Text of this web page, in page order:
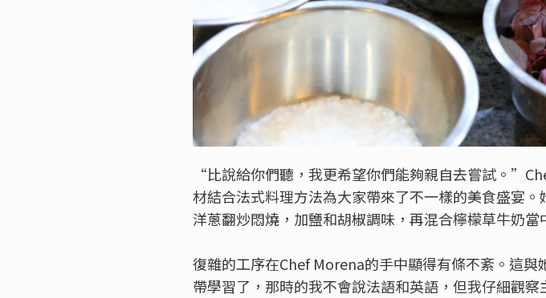
“比說給你們聽，我更希望你們能夠親自去嘗試。
材結合法式料理方法為大家帶來了不一樣的美食盛宴
洋蔥翻炒悶燒，加鹽和胡椒調味，再混合檸檬草牛奶
復雜的工序在Chef Morena的手中顯得有條不紊。這
帶學習了，那時的我不會說法語和英語，但我仔細觀